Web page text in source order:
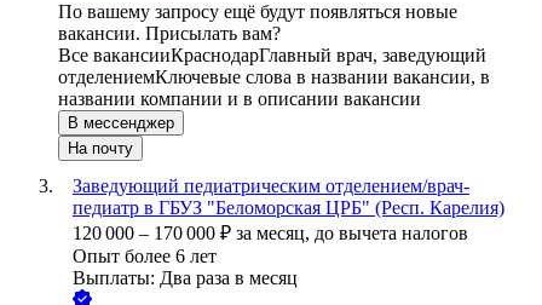
По вашему запросу ещё будут появляться новые
вакансии. Присылать вам?
Все вакансииКраснодарГлавный врач, заведующий
отделениемКлючевые слова в названии вакансии, в
названии компании и в описании вакансии
В мессенджер
На почту
Заведующий педиатрическим отделением/врач-
педиатр в ГБУЗ "Беломорская ЦРБ" (Респ. Карелия)
120 000 – 170 000 ₽ за месяц, до вычета налогов
Опыт более 6 лет
Выплаты: Два раза в месяц